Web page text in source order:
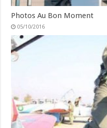
Photos Au Bon Moment
05/10/2016